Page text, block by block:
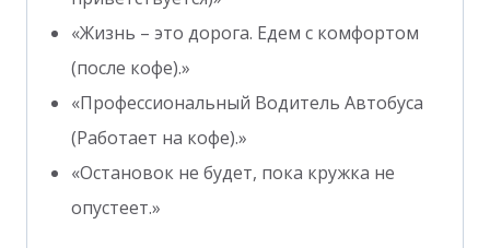
«Жизнь – это дорога. Едем с комфортом
(после кофе).»
«Профессиональный Водитель Автобуса
(Работает на кофе).»
«Остановок не будет, пока кружка не
опустеет.»